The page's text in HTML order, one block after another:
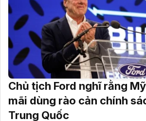
Chủ tịch Ford nghĩ rằng
mãi dùng rào cản chính
Trung Quốc